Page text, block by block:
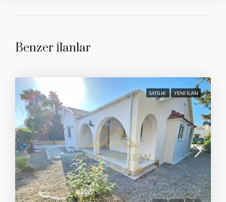
Benzer İlanlar
SATILIK YENI İLAN